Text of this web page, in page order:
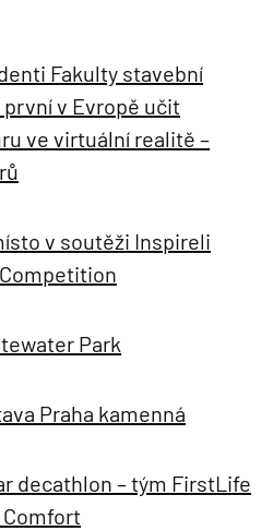
Fakulty stavební
první v Evropě učit
ve virtuální realitě –
v soutěži Inspireli
Park
Praha kamenná
decathlon – tým FirstLife